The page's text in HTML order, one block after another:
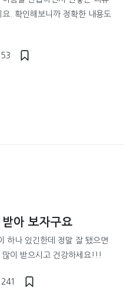
. 확인해보니까 정확한 내용도
아 보자구요
하나 있긴한데 정말 잘 됐으면
많이 받으시고 건강하세요!!!
241